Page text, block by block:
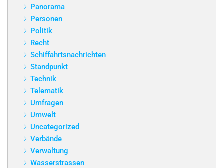
Panorama
Personen
Politik
Recht
Schiffahrtsnachrichten
Standpunkt
Technik
Telematik
Umfragen
Umwelt
Uncategorized
Verbände
Verwaltung
Wasserstrassen